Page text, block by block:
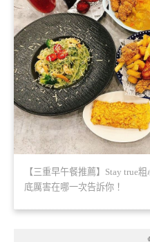
【三重早午餐推薦】Stay true
底厲害在哪一次告訴你！